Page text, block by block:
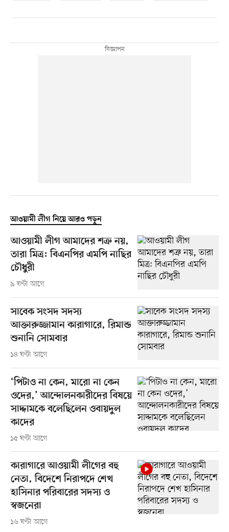
আওয়ামী লীগ নিয়ে আরও পড়ুন
আওয়ামী লীগ আমাদের শত্রু নয়,
তারা মিত্র: বিএনপির এমপি নাছির
চৌধুরী
৯ ঘণ্টা আগে
সাবেক সংসদ সদস্য
আক্তারুজ্জামান কারাগারে, রিমান্ড
শুনানি সোমবার
১৪ ঘণ্টা আগে
‘পিটাও না কেন, মারো না কেন
ওদের,’ আন্দোলনকারীদের বিষয়ে
সাদ্দামকে বলেছিলেন ওবায়দুল
কাদের
১৫ ঘণ্টা আগে
কারাগারে আওয়ামী লীগের বহু
নেতা, বিদেশে নিরাপদে শেখ
হাসিনার পরিবারের সদস্য ও
স্বজনেরা
১৬ ঘণ্টা আগে